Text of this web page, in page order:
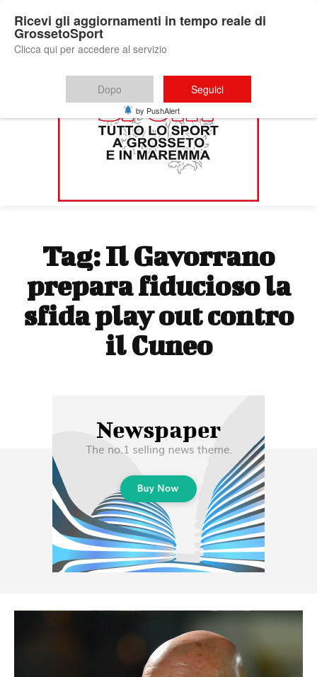
Tag:Il Gavorrano
prepara fiducioso la
sfida play out contro
il Cuneo
Ricevi gli aggiornamenti in tempo reale di
GrossetoSport
Clicca qui per accedere al servizio
Dopo Seguici
by PushAlert